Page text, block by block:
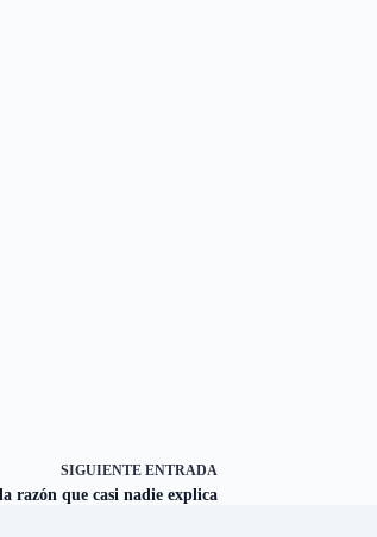
SIGUIENTE ENTRADA
razón que casi nadie explica